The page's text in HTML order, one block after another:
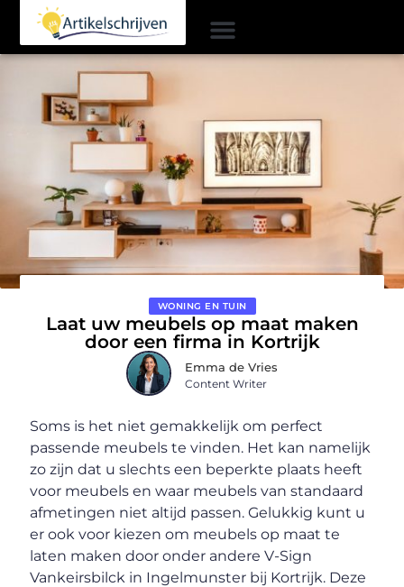
WONING EN TUIN
Laat uw meubels op maat maken
door een firma in Kortrijk
Emma de Vries
Content Writer
Soms is het niet gemakkelijk om perfect
passende meubels te vinden. Het kan namelijk
zo zijn dat u slechts een beperkte plaats heeft
voor meubels en waar meubels van standaard
afmetingen niet altijd passen. Gelukkig kunt u
er ook voor kiezen om meubels op maat te
laten maken door onder andere V-Sign
Vankeirsbilck in Ingelmunster bij Kortrijk. Deze